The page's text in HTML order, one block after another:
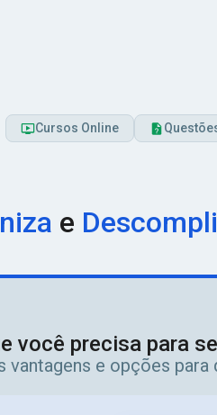
Cursos Online
e
você precisa para
vantagens e opções para